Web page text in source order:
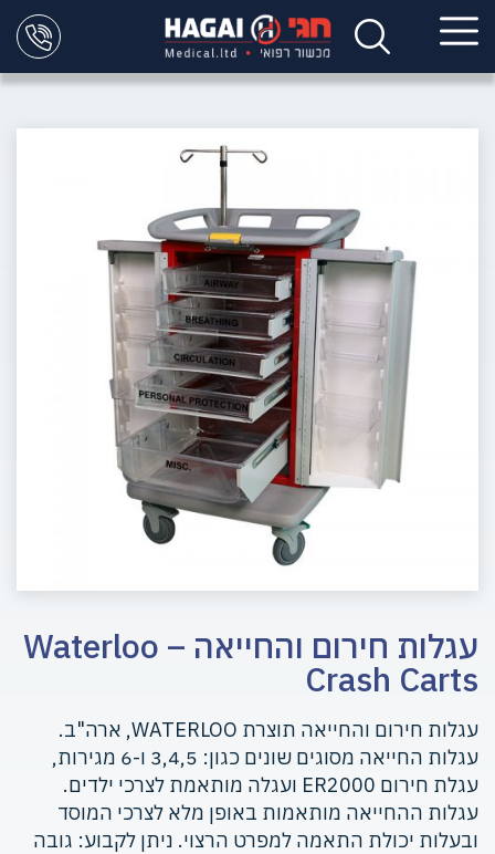
עגלות חירום והחייאה – Waterloo
Crash Carts
עגלות חירום והחייאה תוצרת WATERLOO, ארה"ב.
עגלות החייאה מסוגים שונים כגון: 3,4,5 ו-6 מגירות,
עגלת חירום ER2000 ועגלה מותאמת לצרכי ילדים.
עגלות ההחייאה מותאמות באופן מלא לצרכי המוסד
ובעלות יכולת התאמה למפרט הרצוי. ניתן לקבוע: גובה